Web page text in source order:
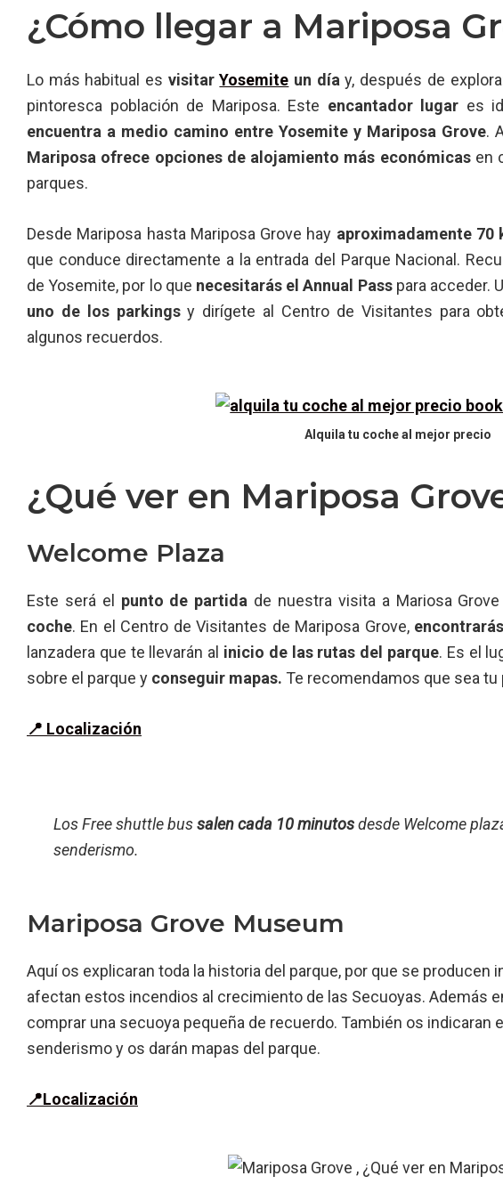
¿Cómo llegar a Mariposa
Lo más habitual es visitarYosemite un día y, después de
pintoresca población de Mariposa. Este encantador lugar es
encuentra a medio camino entre Yosemite y Mariposa Grove.
Mariposa ofrece opciones de alojamiento más económicasen
parques.
Desde Mariposa hasta Mariposa Grove hay aproximadamente 70
que conduce directamente a la entrada del Parque Nacional.
de Yosemite, por lo que necesitarás el Annual Passpara acceder.
uno de los parkingsy dirígete al Centro de Visitantes para
algunos recuerdos.
Alquila tu coche al mejor precio
¿Qué ver en Mariposa
Welcome Plaza
Este será el punto de partida de nuestra visita a Mariosa
coche. En el Centro de Visitantes de Mariposa Grove,
lanzadera que te llevarán al inicio de las rutas del parque. Es el
sobre el parque y conseguir mapas. Te recomendamos que sea tu
📍 Localización
Los Free shuttle bussalen cada 10 minutosdesde Welcome
senderismo.
Mariposa Grove Museum
Aquí os explicaran toda la historia del parque, por que se
afectan estos incendios al crecimiento de las Secuoyas. Además
comprar una secuoya pequeña de recuerdo. También os indicaran
senderismo y os darán mapas del parque.
📍Localización